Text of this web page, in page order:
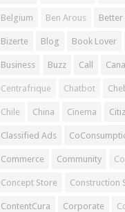
Belgium Ben Arous Better
Bizerte Blog Book Lover
Business Buzz Call
Centrafrique Chatbot
Chile China Cinema
Classified Ads
Commerce Community
Concept Store Construction
ContentCura Corporate